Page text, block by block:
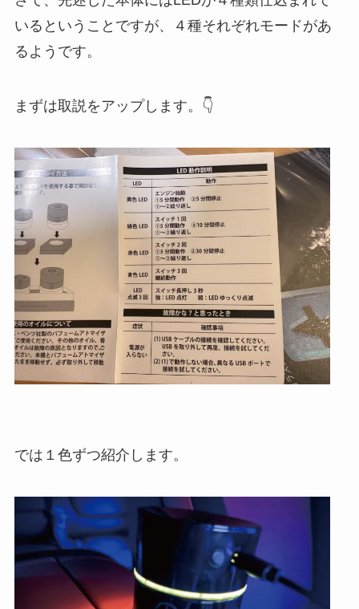
いるということですが、４種それぞれモードがあ
るようです。
まずは取説をアップします。👇
では１色ずつ紹介します。